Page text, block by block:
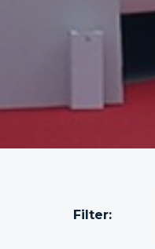
Filter: